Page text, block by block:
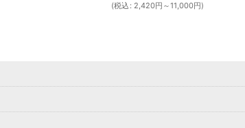
(税込 : 2,420円 ～11,000円)